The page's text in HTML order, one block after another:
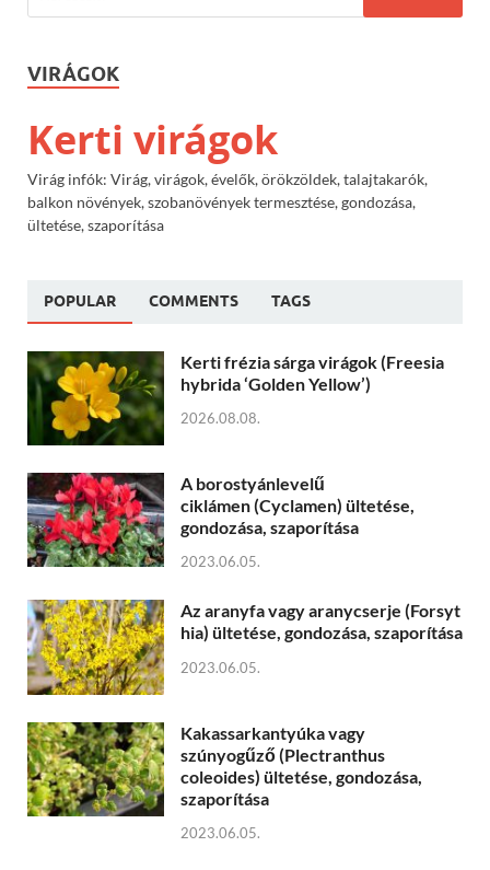
VIRÁGOK
Kerti virágok
Virág infók: Virág, virágok, évelők, örökzöldek, talajtakarók,
balkon növények, szobanövények termesztése, gondozása,
ültetése, szaporítása
POPULAR COMMENTS TAGS
Kerti frézia sárga virágok (Freesia
hybrida ‘Golden Yellow’)
2026.08.08.
A borostyánlevelű
ciklámen (Cyclamen) ültetése,
gondozása, szaporítása
2023.06.05.
Az aranyfa vagy aranycserje (Forsyt
hia) ültetése, gondozása, szaporítása
2023.06.05.
Kakassarkantyúka vagy
szúnyogűző (Plectranthus
coleoides) ültetése, gondozása,
szaporítása
2023.06.05.